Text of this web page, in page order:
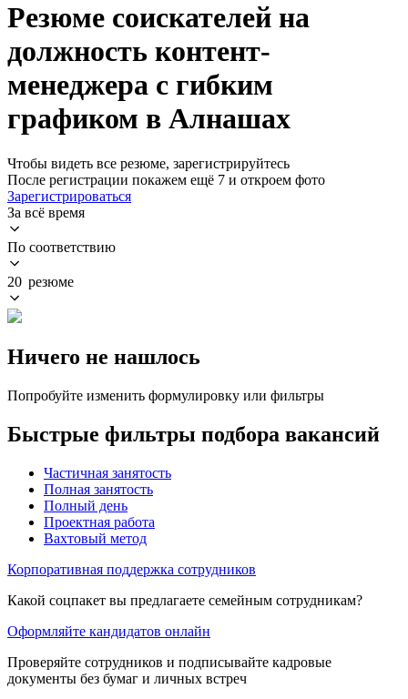
Резюме соискателей на
должность контент-
менеджера с гибким
графиком в Алнашах
Чтобы видеть все резюме, зарегистрируйтесь
После регистрации покажем ещё 7 и откроем фото
Зарегистрироваться
За всё время
По соответствию
20 резюме
Ничего не нашлось
Попробуйте изменить формулировку или фильтры
Быстрые фильтры подбора вакансий
Частичная занятость
Полная занятость
Полный день
Проектная работа
Вахтовый метод
Корпоративная поддержка сотрудников
Какой соцпакет вы предлагаете семейным сотрудникам?
Оформляйте кандидатов онлайн
Проверяйте сотрудников и подписывайте кадровые
документы без бумаг и личных встреч